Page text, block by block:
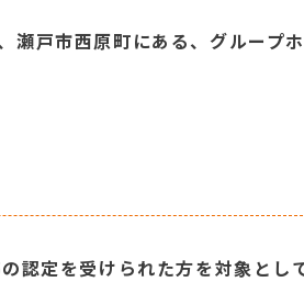
瀬戸市西原町にある、グループホ
認定を受けられた方を対象と